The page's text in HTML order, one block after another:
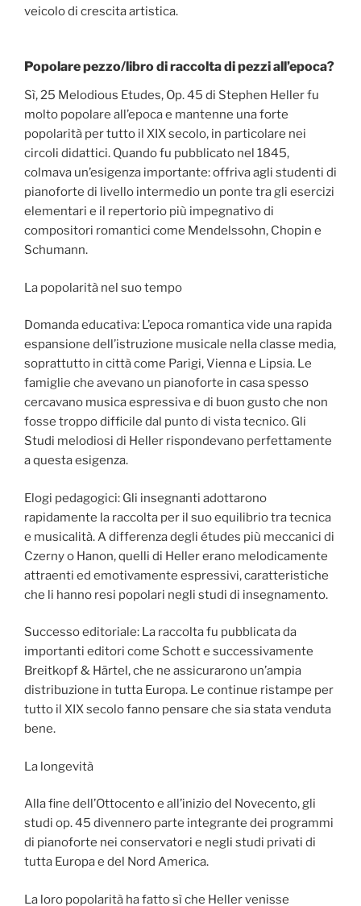
veicolo di crescita artistica.
Popolare pezzo/libro di raccolta di pezzi all’epoca?
Sì, 25 Melodious Etudes, Op. 45 di Stephen Heller fu
molto popolare all’epoca e mantenne una forte
popolarità per tutto il XIX secolo, in particolare nei
circoli didattici. Quando fu pubblicato nel 1845,
colmava un’esigenza importante: offriva agli studenti di
pianoforte di livello intermedio un ponte tra gli esercizi
elementari e il repertorio più impegnativo di
compositori romantici come Mendelssohn, Chopin e
Schumann.
La popolarità nel suo tempo
Domanda educativa: L’epoca romantica vide una rapida
espansione dell’istruzione musicale nella classe media,
soprattutto in città come Parigi, Vienna e Lipsia. Le
famiglie che avevano un pianoforte in casa spesso
cercavano musica espressiva e di buon gusto che non
fosse troppo difficile dal punto di vista tecnico. Gli
Studi melodiosi di Heller rispondevano perfettamente
a questa esigenza.
Elogi pedagogici: Gli insegnanti adottarono
rapidamente la raccolta per il suo equilibrio tra tecnica
e musicalità. A differenza degli études più meccanici di
Czerny o Hanon, quelli di Heller erano melodicamente
attraenti ed emotivamente espressivi, caratteristiche
che li hanno resi popolari negli studi di insegnamento.
Successo editoriale: La raccolta fu pubblicata da
importanti editori come Schott e successivamente
Breitkopf & Härtel, che ne assicurarono un’ampia
distribuzione in tutta Europa. Le continue ristampe per
tutto il XIX secolo fanno pensare che sia stata venduta
bene.
La longevità
Alla fine dell’Ottocento e all’inizio del Novecento, gli
studi op. 45 divennero parte integrante dei programmi
di pianoforte nei conservatori e negli studi privati di
tutta Europa e del Nord America.
La loro popolarità ha fatto sì che Heller venisse